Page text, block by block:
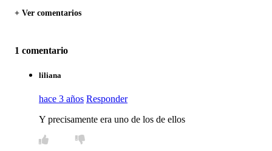
+ Ver comentarios
1 comentario
liliana
hace 3 años Responder
Y precisamente era uno de los de ellos